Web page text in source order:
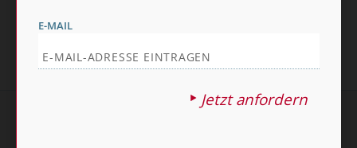
E-MAIL
Jetzt anfordern